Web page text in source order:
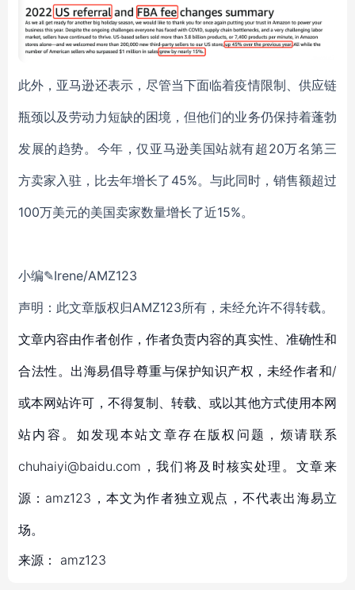
此外，亚马逊还表示，尽管当下面临着疫情限制、供应链
瓶颈以及劳动力短缺的困境，但他们的业务仍保持着蓬勃
发展的趋势。今年，仅亚马逊美国站就有超20万名第三
方卖家入驻，比去年增长了45%。与此同时，销售额超过
100万美元的美国卖家数量增长了近15%。
小编✎Irene/AMZ123
声明：此文章版权归AMZ123所有，未经允许不得转载。
文章内容由作者创作，作者负责内容的真实性、准确性和
合法性。出海易倡导尊重与保护知识产权，未经作者和/
或本网站许可，不得复制、转载、或以其他方式使用本网
站内容。如发现本站文章存在版权问题，烦请联系
chuhaiyi@baidu.com，我们将及时核实处理。文章来
源：amz123，本文为作者独立观点，不代表出海易立
场。
来源： amz123